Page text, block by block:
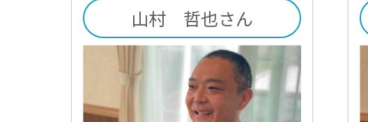
山村 哲也さん